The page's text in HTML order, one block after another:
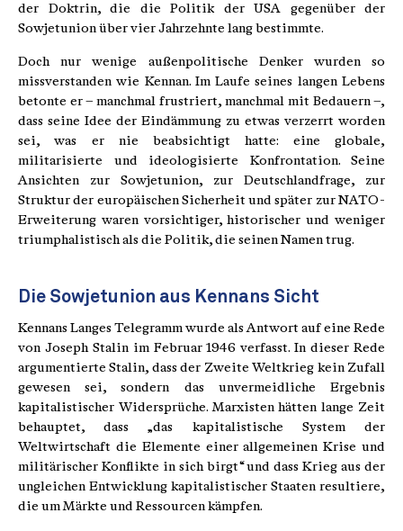
der Doktrin, die die Politik der USA gegenüber der
Sowjetunion über vier Jahrzehnte lang bestimmte.
Doch nur wenige außenpolitische Denker wurden so
missverstanden wie Kennan. Im Laufe seines langen Lebens
betonte er – manchmal frustriert, manchmal mit Bedauern –,
dass seine Idee der Eindämmung zu etwas verzerrt worden
sei, was er nie beabsichtigt hatte: eine globale,
militarisierte und ideologisierte Konfrontation. Seine
Ansichten zur Sowjetunion, zur Deutschlandfrage, zur
Struktur der europäischen Sicherheit und später zur NATO-
Erweiterung waren vorsichtiger, historischer und weniger
triumphalistisch als die Politik, die seinen Namen trug.
Die Sowjetunion aus Kennans Sicht
Kennans Langes Telegramm wurde als Antwort auf eine Rede
von Joseph Stalin im Februar 1946 verfasst. In dieser Rede
argumentierte Stalin, dass der Zweite Weltkrieg kein Zufall
gewesen sei, sondern das unvermeidliche Ergebnis
kapitalistischer Widersprüche. Marxisten hätten lange Zeit
behauptet, dass „das kapitalistische System der
Weltwirtschaft die Elemente einer allgemeinen Krise und
militärischer Konflikte in sich birgt“ und dass Krieg aus der
ungleichen Entwicklung kapitalistischer Staaten resultiere,
die um Märkte und Ressourcen kämpfen.